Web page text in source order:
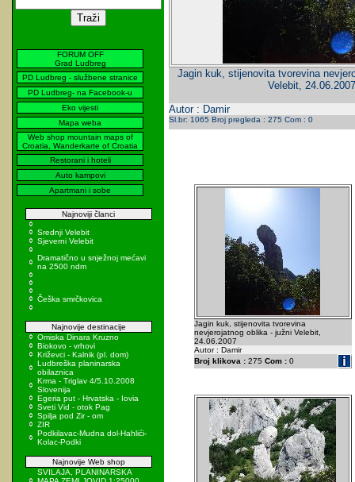
FORUM OFF
Grad Ludbreg
PD Ludbreg - službene stranice
PD Ludbreg- na Facebook-u
Eko vijesti
Mapa weba
Web shop mountain maps of
Croatia, Wanderkarte of Croatia
Restorani i hoteli
Auto kampovi
Apartmani i sobe
Najnoviji članci
Srednji Velebit
Sjeverni Velebit
Dramatično u snježnoj mećavi
na 2500 ndm
Češka smrčkovica
Najnovije destinacije
Omiska Dinara Kruzno
Biokovo - vrhovi
Križevci - Kalnik (pl. dom)
Ludbreška planinarska
obilaznica
Krma - Triglav 4/5.10.2008
Slovenija
Egeria put - Hrvatska - Iovia
Sveti Vid - otok Pag
Spilja pod Zir - om
ZIR
Podkilavac-Mudna dol-Hahlići-
Kolac-Podki
Najnovije Web shop
SVILAJA, PLANINARSKA
Jagin kuk, stijenovita tvorevina
Velebit, 24.06.2007
Autor : Damir
Sl.br: 1065 Broj pregleda : 275 Com : 0
Jagin kuk, stijenovita tvorevina
nevjerojatnog oblika - južni Velebit,
24.06.2007
Autor : Damir
Broj klikova :275 Com :0